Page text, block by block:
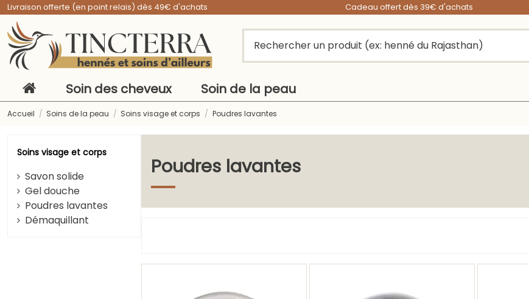
Livraison offerte (en point relais) dès 49€ d'achats Cadeau offert dès 39€ d'achats
Soin des cheveux Soin de la peau
Accueil Soins de la peau Soins visage et corps Poudres lavantes
Poudres lavantes
Soins visage et corps
Savon solide
Gel douche
Poudres lavantes
Démaquillant